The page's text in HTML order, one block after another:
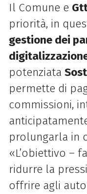
Il Comune e
priorità, in
gestione dei
potenziata
permette di
commissioni,
prolungarla in
«L’obiettivo –
ridurre la
offrire agli